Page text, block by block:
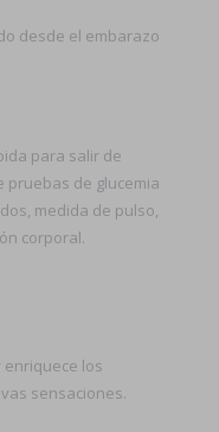
desde el embarazo
para salir de
pruebas de glucemia
medida de pulso,
corporal.
enriquece los
sensaciones.